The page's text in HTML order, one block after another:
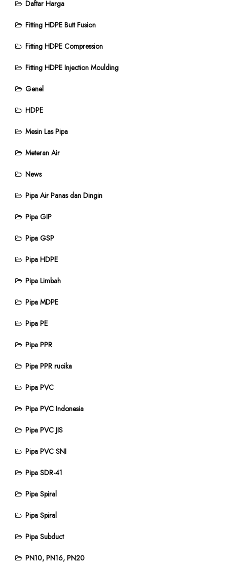
Daftar Harga
Fitting HDPE Butt Fusion
Fitting HDPE Compression
Fitting HDPE Injection Moulding
Genel
HDPE
Mesin Las Pipa
Meteran Air
News
Pipa Air Panas dan Dingin
Pipa GIP
Pipa GSP
Pipa HDPE
Pipa Limbah
Pipa MDPE
Pipa PE
Pipa PPR
Pipa PPR rucika
Pipa PVC
Pipa PVC Indonesia
Pipa PVC JIS
Pipa PVC SNI
Pipa SDR-41
Pipa Spiral
Pipa Spiral
Pipa Subduct
PN10, PN16, PN20